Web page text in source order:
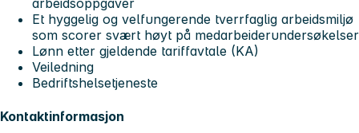
arbeidsoppgaver
Et hyggelig og velfungerende tverrfaglig arbeidsmiljø
som scorer svært høyt på medarbeiderundersøkelser
Lønn etter gjeldende tariffavtale (KA)
Veiledning
Bedriftshelsetjeneste
Kontaktinformasjon